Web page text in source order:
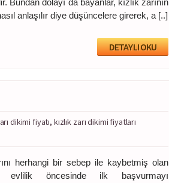
Bundan dolayı da bayanlar, kızlık zarının
anlaşılır diye düşüncelere girerek, a [..]
DETAYLI OKU
dikimi fiyatı, kızlık zarı dikimi fiyatları
herhangi bir sebep ile kaybetmiş olan
evlilik öncesinde ilk başvurmayı